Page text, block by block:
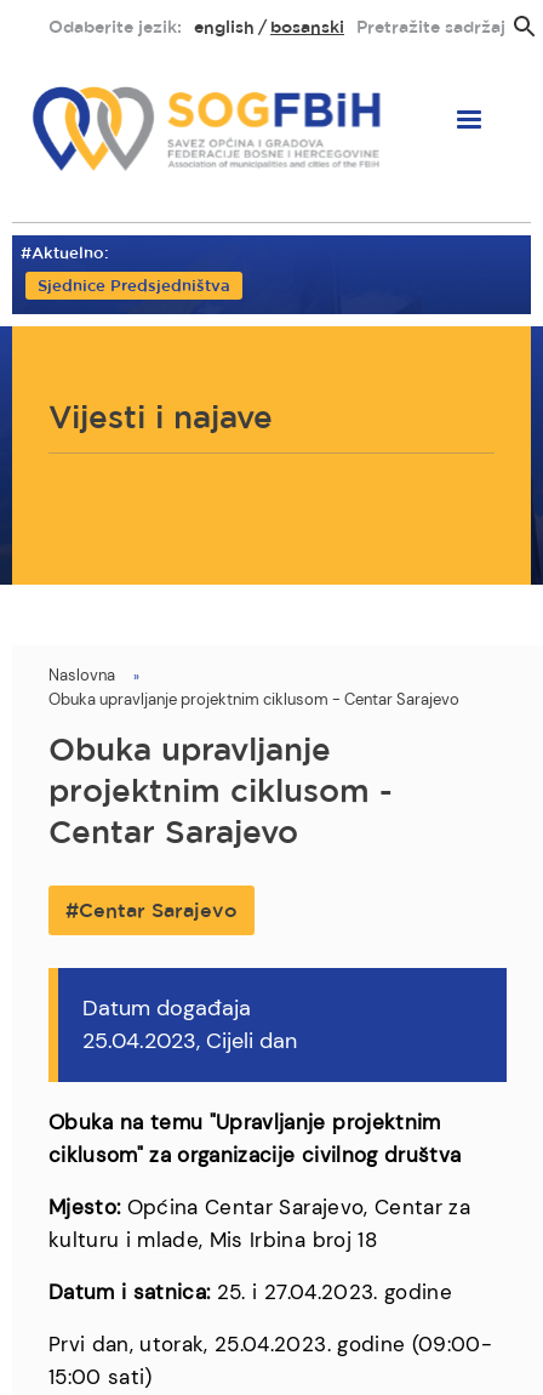
sadržaj
Odaberite jezik: english bosanski Pretražite sadržaj
#Aktuelno:
Sjednice Predsjedništva
Vijesti i najave
You
here
Naslovna
Obuka upravljanje projektnim ciklusom - Centar Sarajevo
Obuka upravljanje
projektnim ciklusom -
Centar Sarajevo
Centar Sarajevo
Datum događaja
25.04.2023, Cijeli dan
Obuka na temu "Upravljanje projektnim
ciklusom" za organizacije civilnog društva
Mjesto:Općina Centar Sarajevo, Centar za
kulturu i mlade, Mis Irbina broj 18
Datum i satnica:25. i 27.04.2023. godine
Prvi dan, utorak, 25.04.2023. godine (09:00-
15:00 sati)